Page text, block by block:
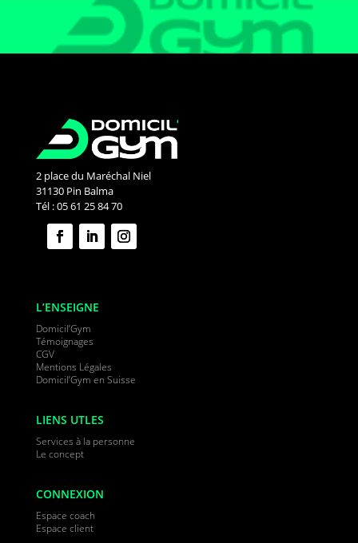
2 place du Maréchal Niel
31130 Pin Balma
Tél : 05 61 25 84 70
L’ENSEIGNE
Domicil’Gym
Témoignages
CGV
Mentions Légales
Domicil’Gym en Suisse
LIENS UTLES
Services à la personne
Le concept
CONNEXION
Espace coach
Espace client